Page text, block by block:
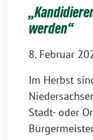
werden“
8. Februar
Im Herbst
Stadt- oder